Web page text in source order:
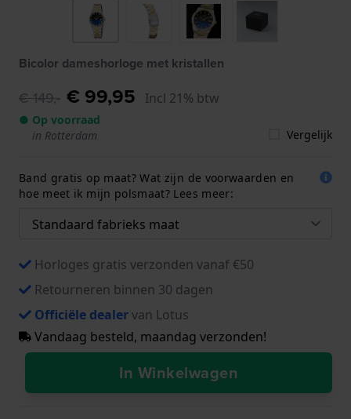
Bicolor dameshorloge met kristallen
€ 149,- € 99,95 Incl 21% btw
● Op voorraad
in Rotterdam
Vergelijk
Band gratis op maat? Wat zijn de voorwaarden en
hoe meet ik mijn polsmaat? Lees meer:
Horloges gratis verzonden vanaf €50
Retourneren binnen 30 dagen
Officiële dealervan Lotus
Vandaag besteld, maandag verzonden!
In Winkelwagen